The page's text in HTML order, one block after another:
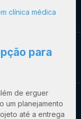
para
de erguer
um planejamento
até a entrega